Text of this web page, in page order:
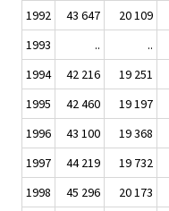
1992
43 647 20 109
1993
.. ..
1994
42 216 19 251
1995
42 460 19 197
1996
43 100 19 368
1997
44 219 19 732
1998
45 296 20 173